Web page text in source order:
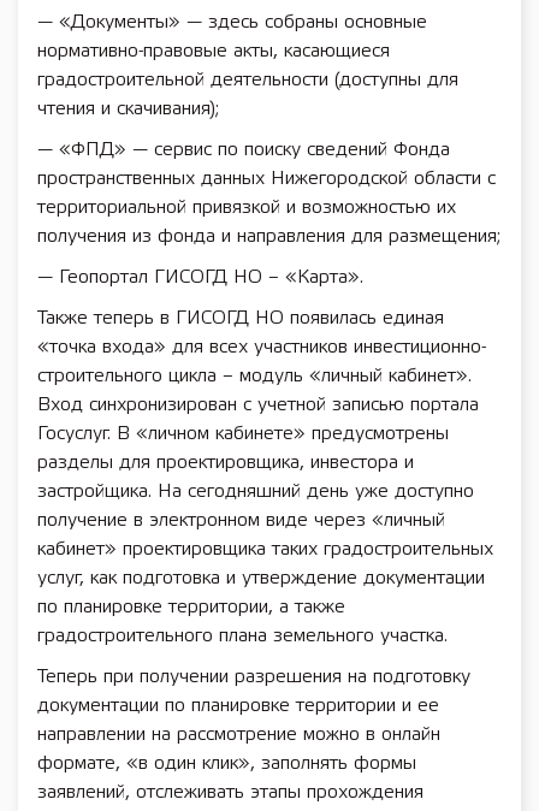
— «Документы» — здесь собраны основные
нормативно-правовые акты, касающиеся
градостроительной деятельности (доступны для
чтения и скачивания);
— «ФПД» — сервис по поиску сведений Фонда
пространственных данных Нижегородской области с
территориальной привязкой и возможностью их
получения из фонда и направления для размещения;
— Геопортал ГИСОГД НО – «Карта».
Также теперь в ГИСОГД НО появилась единая
«точка входа» для всех участников инвестиционно-
строительного цикла – модуль «личный кабинет».
Вход синхронизирован с учетной записью портала
Госуслуг. В «личном кабинете» предусмотрены
разделы для проектировщика, инвестора и
застройщика. На сегодняшний день уже доступно
получение в электронном виде через «личный
кабинет» проектировщика таких градостроительных
услуг, как подготовка и утверждение документации
по планировке территории, а также
градостроительного плана земельного участка.
Теперь при получении разрешения на подготовку
документации по планировке территории и ее
направлении на рассмотрение можно в онлайн
формате, «в один клик», заполнять формы
заявлений, отслеживать этапы прохождения